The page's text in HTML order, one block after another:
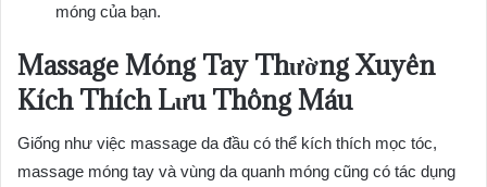
móng của bạn.
Massage Móng Tay Thường Xuyên
Kích Thích Lưu Thông Máu
Giống như việc massage da đầu có thể kích thích mọc tóc,
massage móng tay và vùng da quanh móng cũng có tác dụng